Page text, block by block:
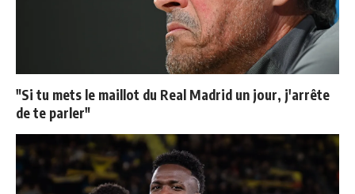
"Si tu mets le maillot du Real Madrid un jour, j'arrête
de te parler"